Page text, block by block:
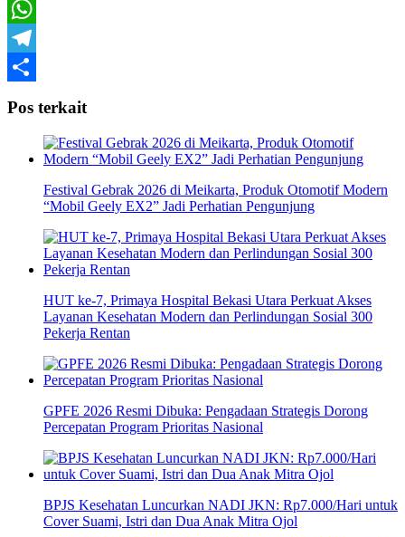
X
WhatsApp
Telegram
Pos terkait
Festival Gebrak 2026 di Meikarta, Produk Otomotif Modern
“Mobil Geely EX2” Jadi Perhatian Pengunjung
HUT ke-7, Primaya Hospital Bekasi Utara Perkuat Akses
Layanan Kesehatan Modern dan Perlindungan Sosial 300
Pekerja Rentan
GPFE 2026 Resmi Dibuka: Pengadaan Strategis Dorong
Percepatan Program Prioritas Nasional
BPJS Kesehatan Luncurkan NADI JKN: Rp7.000/Hari untuk
Cover Suami, Istri dan Dua Anak Mitra Ojol